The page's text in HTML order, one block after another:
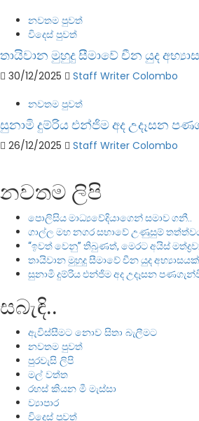
නවතම පුවත්
විදෙස් පුවත්
තායිවාන මුහුදු සීමාවේ චීන යුද
30/12/2025
Staff Writer Colombo
නවතම පුවත්
සුනාමි දුම්රිය එන්ජිම අද උදෑසන
26/12/2025 Staff Writer Colombo
නවතම ලිපි
පොලිසිය මාධ්‍යවේදියාගෙන් සමාව ගනී..
ගාල්ල මහ නගර සභාවේ උණුසුම්
“ඉවත් වෙනු” තිබුණත්, මෙරට අයිස්
තායිවාන මුහුදු සීමාවේ චීන යුද අභ්‍යාසයක්
සුනාමි දුම්රිය එන්ජිම අද උදෑසන
සබැඳි..
ඇවිස්සීමට නොව සිතා බැලීමට
නවතම පුවත්
පුරවැසි ලිපි
මල් වත්ත
රහස් කියන මී මැස්සා
ව්‍යාපාර
විදෙස් පුවත්